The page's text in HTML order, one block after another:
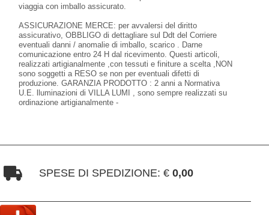
viaggia con imballo assicurato.
ASSICURAZIONE MERCE: per avvalersi del diritto
assicurativo, OBBLIGO di dettagliare sul Ddt del Corriere
eventuali danni / anomalie di imballo, scarico . Darne
comunicazione entro 24 H dal ricevimento. Questi articoli,
realizzati artigianalmente ,con tessuti e finiture a scelta ,NON
sono soggetti a RESO se non per eventuali difetti di
produzione. GARANZIA PRODOTTO : 2 anni a Normativa
U.E. lluminazioni di VILLA LUMI , sono sempre realizzati su
ordinazione artigianalmente -
SPESE DI SPEDIZIONE: € 0,00